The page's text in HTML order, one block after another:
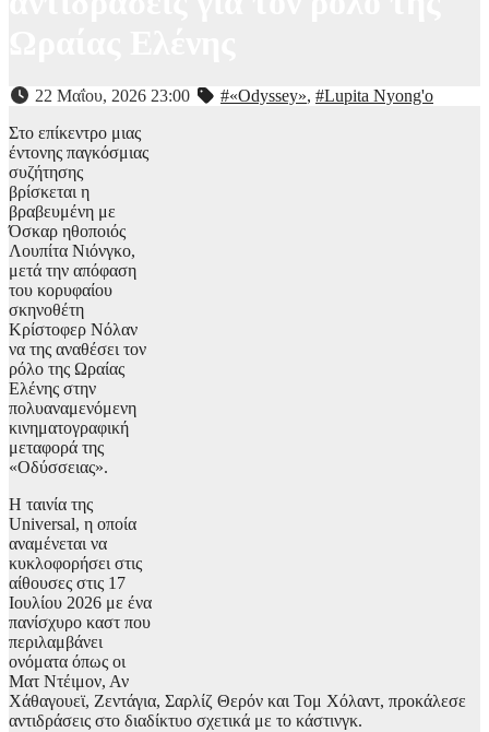
22 Μαΐου, 2026 23:00 #«Odyssey», #Lupita Nyong'o
Στο επίκεντρο μιας
έντονης παγκόσμιας
συζήτησης
βρίσκεται η
βραβευμένη με
Όσκαρ ηθοποιός
Λουπίτα Νιόνγκο,
μετά την απόφαση
του κορυφαίου
σκηνοθέτη
Κρίστοφερ Νόλαν
να της αναθέσει τον
ρόλο της Ωραίας
Ελένης στην
πολυαναμενόμενη
κινηματογραφική
μεταφορά της
«Οδύσσειας».
Η ταινία της
Universal, η οποία
αναμένεται να
κυκλοφορήσει στις
αίθουσες στις 17
Ιουλίου 2026 με ένα
πανίσχυρο καστ που
περιλαμβάνει
ονόματα όπως οι
Ματ Ντέιμον, Αν
Χάθαγουεϊ, Ζεντάγια, Σαρλίζ Θερόν και Τομ Χόλαντ, προκάλεσε
αντιδράσεις στο διαδίκτυο σχετικά με το κάστινγκ.